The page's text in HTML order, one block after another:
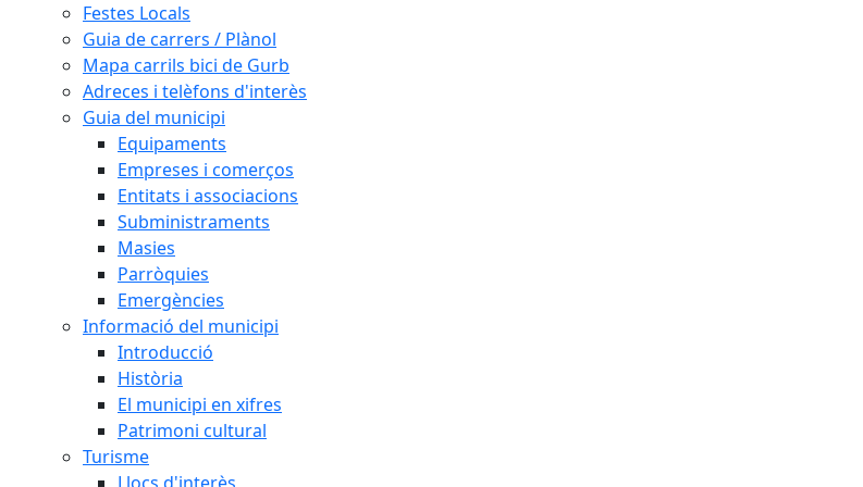
Festes Locals
Guia de carrers / Plànol
Mapa carrils bici de Gurb
Adreces i telèfons d'interès
Guia del municipi
Equipaments
Empreses i comerços
Entitats i associacions
Subministraments
Masies
Parròquies
Emergències
Informació del municipi
Introducció
Història
El municipi en xifres
Patrimoni cultural
Turisme